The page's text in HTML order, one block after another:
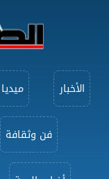
الأخبار
فن وثقافة